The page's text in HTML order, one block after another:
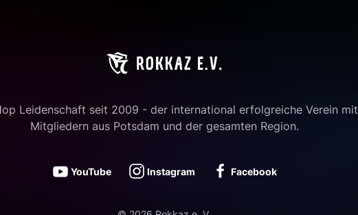
Leidenschaft seit 2009 - der international erfolgreiche Verein mit
Mitgliedern aus Potsdam und der gesamten Region.
YouTube Instagram Facebook